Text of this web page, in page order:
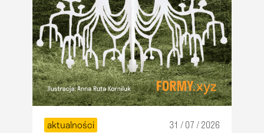
aktualności 31 / 07 / 2026